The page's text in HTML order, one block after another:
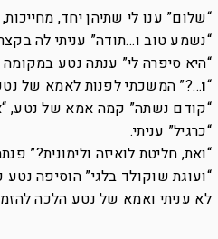
“שלום” ענו לי שתיהן יחד,
“נשמע טוב ו…תודה” עניתי לה
“היא סיפרה לי” ענתה נטע
“ו…?” המשכתי לפנות לאמא של
“קודם נשתה” קמה אמא של נטע,
“כרגיל” עניתי.
“ואת, חליטת לואיזה ולימונית?”
“ועוגת שוקולד בלגי” הוסיפה
לא עניתי ואמא של נטע הלכה